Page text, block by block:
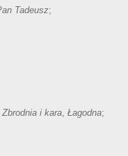
Tadeusz;
Zbrodnia i kara, Łagodna;